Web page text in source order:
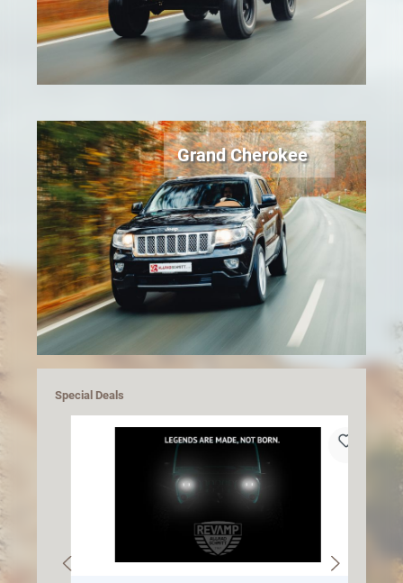
Grand Cherokee
Special Deals